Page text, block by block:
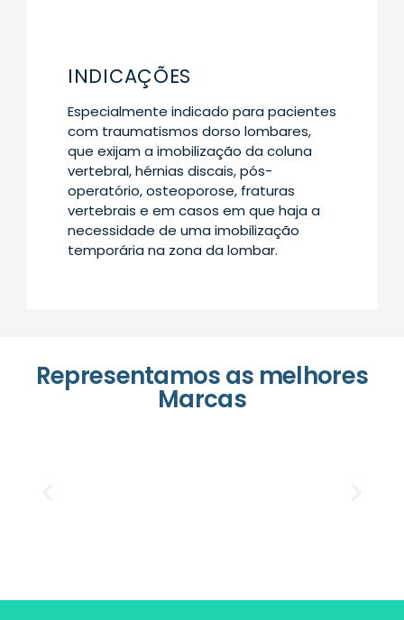
INDICAÇÕES
Especialmente indicado para pacientes
com traumatismos dorso lombares,
que exijam a imobilização da coluna
vertebral, hérnias discais, pós-
operatório, osteoporose, fraturas
vertebrais e em casos em que haja a
necessidade de uma imobilização
temporária na zona da lombar.
Representamos as melhores
Marcas